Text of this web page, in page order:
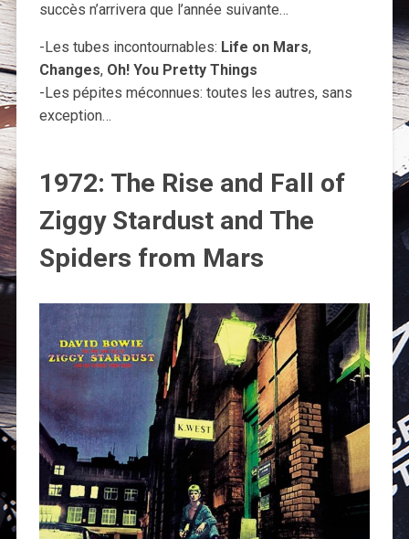
succès n’arrivera que l’année suivante…
-Les tubes incontournables: Life on Mars,
Changes, Oh! You Pretty Things
-Les pépites méconnues: toutes les autres, sans
exception…
1972: The Rise and Fall of
Ziggy Stardust and The
Spiders from Mars